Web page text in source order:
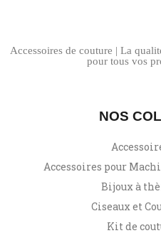
Accessoires de couture | La
pour tous vos
NOS
Accessoires pour
Bijoux à
Ciseaux et
Kit de